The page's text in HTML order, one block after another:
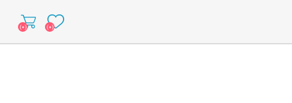
(۰) (۰)